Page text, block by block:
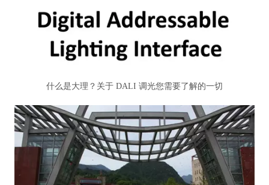
什么是大理？关于 DALI 调光您需要了解的一切